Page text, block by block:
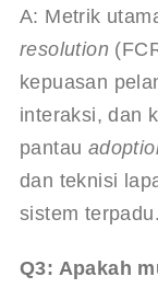
A: Metrik
resolution
kepuasan
interaksi, dan
pantau
dan teknisi
sistem terpadu.
Q3: Apakah